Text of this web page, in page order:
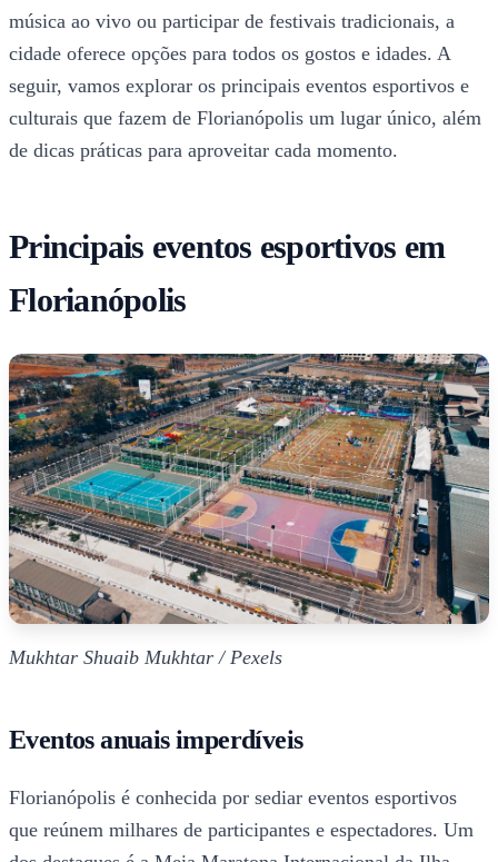
música ao vivo ou participar de festivais tradicionais, a
cidade oferece opções para todos os gostos e idades. A
seguir, vamos explorar os principais eventos esportivos e
culturais que fazem de Florianópolis um lugar único, além
de dicas práticas para aproveitar cada momento.
Principais eventos esportivos em
Florianópolis
Mukhtar Shuaib Mukhtar / Pexels
Eventos anuais imperdíveis
Florianópolis é conhecida por sediar eventos esportivos
que reúnem milhares de participantes e espectadores. Um